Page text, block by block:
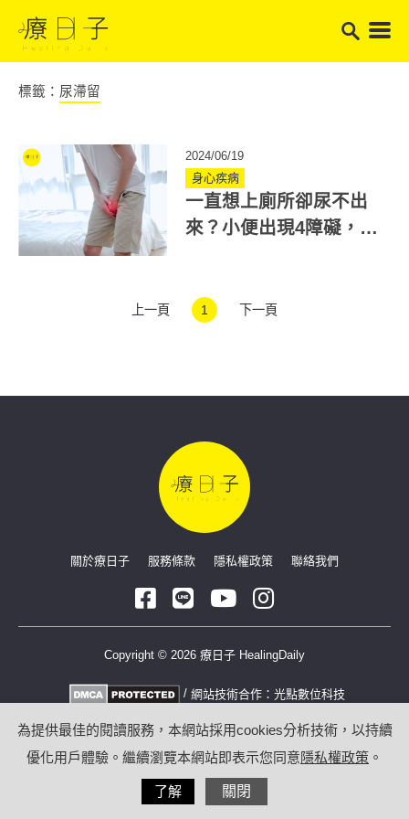
標籤： 尿滯留
2024/06/19
身心疾病
一直想上廁所卻尿不出
來？小便出現4障礙，恐
上一頁 1 下一頁
關於療日子 服務條款 隱私權政策 聯絡我們
Copyright © 2026 療日子 HealingDaily
/ 網站技術合作： 光點數位科技
為提供最佳的閱讀服務，本網站採用cookies分析技術，以持續
優化用戶體驗。繼續瀏覽本網站即表示您同意隱私權政策 。
了解 關閉